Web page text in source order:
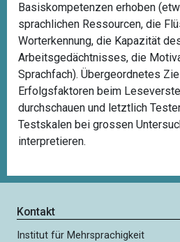
Basiskompetenzen erhoben
sprachlichen Ressourcen, die
Worterkennung, die Kapazität
Arbeitsgedächtnisses, die
Sprachfach). Übergeordnetes
Erfolgsfaktoren beim
durchschauen und letztlich
Testskalen bei grossen
interpretieren.
Kontakt
Institut für Mehrsprachigkeit